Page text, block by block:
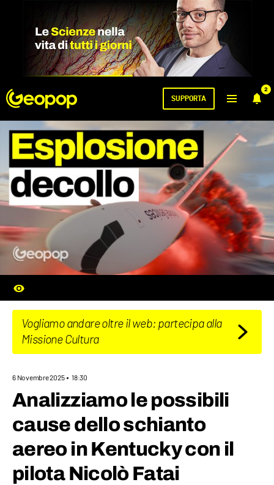
2
SUPPORTA
Vogliamo andare oltre il web: partecipa alla
Missione Cultura
6 Novembre 2025 18:30
Analizziamo le possibili
cause dello schianto
aereo in Kentucky con il
pilota Nicolò Fatai